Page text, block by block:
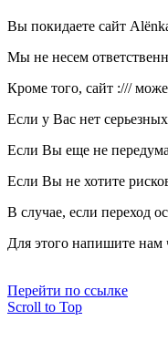
Вы покидаете сайт
Мы не несем
Кроме того, сайт :///
Если у Вас нет
Если Вы еще не
Если Вы не хотите
В случае, если переход
Для этого напишите нам
Перейти по ссылке
Scroll to Top